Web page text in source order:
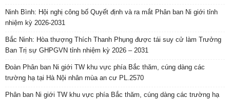
Ninh Bình: Hội nghị công bố Quyết định và ra mắt Phân ban Ni giới tỉnh
nhiệm kỳ 2026-2031
Bắc Ninh: Hòa thượng Thích Thanh Phụng được tái suy cử làm Trưởng
Ban Trị sự GHPGVN tỉnh nhiệm kỳ 2026 – 2031
Đoàn Phân ban Ni giới TW khu vực phía Bắc thăm, cúng dàng các
trường hạ tại Hà Nội nhân mùa an cư PL.2570
Phân ban Ni giới TW khu vực phía Bắc thăm, cúng dàng các trường hạ